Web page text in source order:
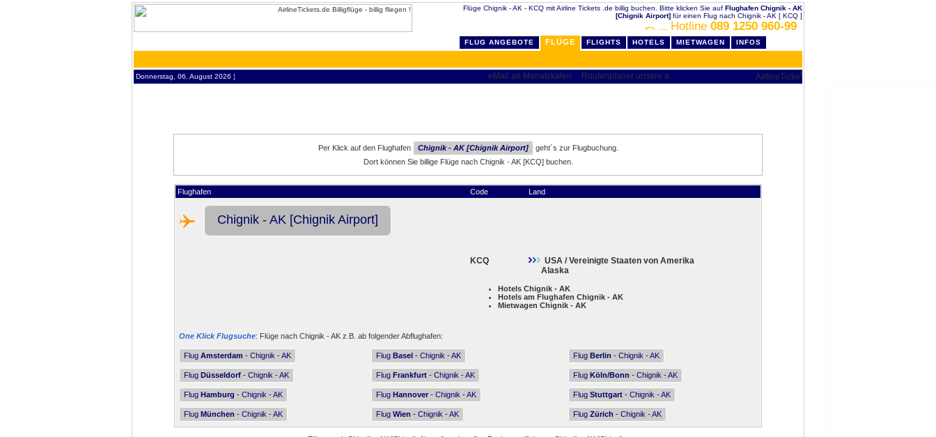
Flüge Chignik - AK - KCQ mit Airline Tickets .de billig buchen. Bitte klicken Sie auf Flughafen Chignik - AK
[Chignik Airport] für einen Flug nach Chignik - AK [ KCQ ]
Hotline 089 1250 960-99
FLUG ANGEBOTE FLÜGE FLIGHTS HOTELS MIETWAGEN INFOS
Donnerstag, 06. August 2026 ¦
Per Klick auf den Flughafen Chignik - AK [Chignik Airport]
geht´s zur Flugbuchung.
Dort können Sie billige Flüge nach Chignik - AK [KCQ] buchen.
Flughafen Code Land
Chignik - AK [Chignik Airport]
KCQ
USA / Vereinigte Staaten von Amerika
Alaska
Hotels Chignik - AK
Hotels am Flughafen Chignik - AK
Mietwagen Chignik - AK
One Klick Flugsuche: Flüge nach Chignik - AK z.B. ab folgender Abflughafen:
Flug Amsterdam - Chignik - AK Flug Basel - Chignik - AK Flug Berlin - Chignik - AK
Flug Düsseldorf - Chignik - AK Flug Frankfurt - Chignik - AK Flug Köln/Bonn - Chignik - AK
Flug Hamburg - Chignik - AK Flug Hannover - Chignik - AK Flug Stuttgart - Chignik - AK
Flug München - Chignik - AK Flug Wien - Chignik - AK Flug Zürich - Chignik - AK